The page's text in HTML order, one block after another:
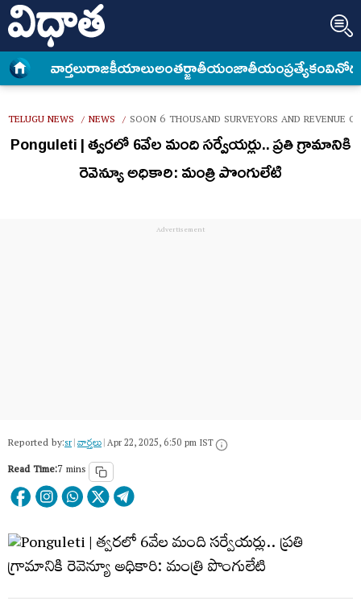
వార్త‌లురాజకీయాలుఅంత‌ర్జాతీయంజాతీయంప్రత్యేకం
TELUGU NEWS / NEWS / SOON 6 THOUSAND SURVEYORS AND REVENUE
Ponguleti | త్వరలో 6వేల మంది సర్వేయర్లు.. ప్రతి గ్రామానికి
రెవెన్యూ అధికారి: మంత్రి పొంగులేటి
Reported by:sr|వార్త‌లు|Apr 22, 2025, 6:50 pm IST
Read Time:7 mins